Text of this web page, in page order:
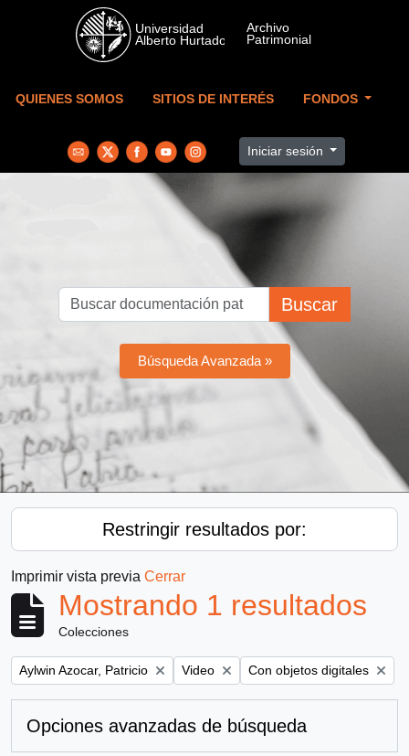
Skip to main content
QUIENES SOMOS SITIOS DE INTERÉS FONDOS
Iniciar sesión
Buscar
Búsqueda Avanzada »
Restringir resultados por:
Imprimir vista previa Cerrar
Mostrando 1 resultados
Colecciones
Remove filter:
Aylwin Azocar, Patricio Remove filter:
Video Remove filter:
Con objetos digitales
Opciones avanzadas de búsqueda